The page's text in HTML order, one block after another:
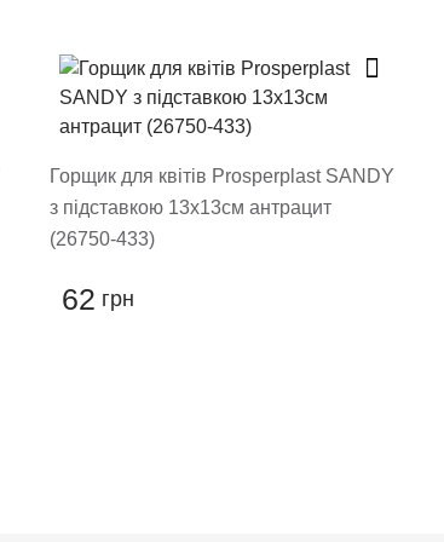
Горщик для квітів Prosperplast SANDY
з підставкою 13х13см антрацит
(26750-433)
62 грн